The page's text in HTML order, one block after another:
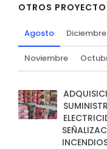
OTROS
Agosto Diciembre
Noviembre